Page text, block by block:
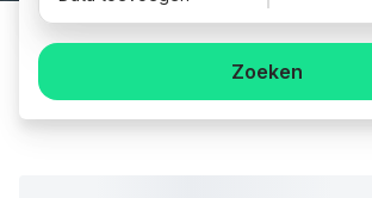
Zoeken